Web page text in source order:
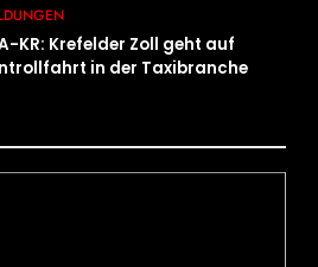
KR: Krefelder Zoll geht auf
in der Taxibranche